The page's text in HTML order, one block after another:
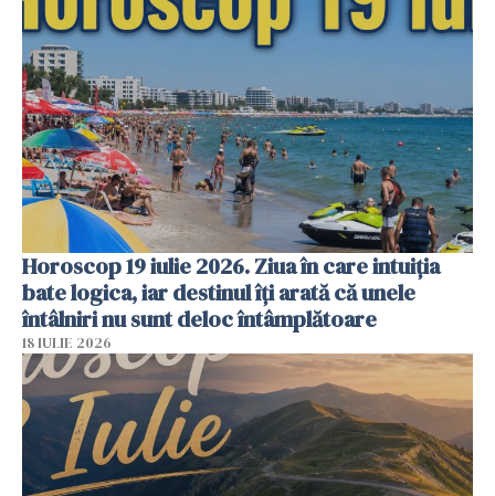
Horoscop 19 iulie 2026. Ziua în care intuiția
bate logica, iar destinul îți arată că unele
întâlniri nu sunt deloc întâmplătoare
18 IULIE 2026